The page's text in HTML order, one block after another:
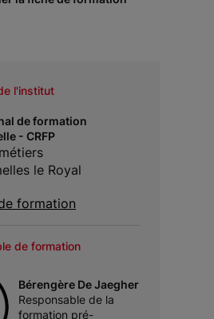
l'institut
de formation
- CRFP
le Royal
formation
de formation
Bérengère De Jaegher
Responsable de la
formation pré-